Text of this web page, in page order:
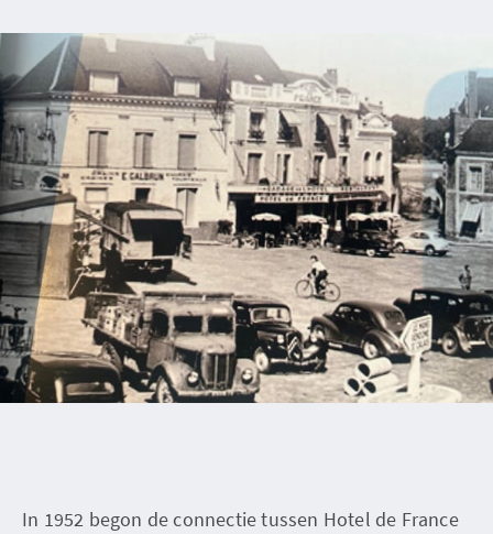
In 1952 begon de connectie tussen Hotel de France